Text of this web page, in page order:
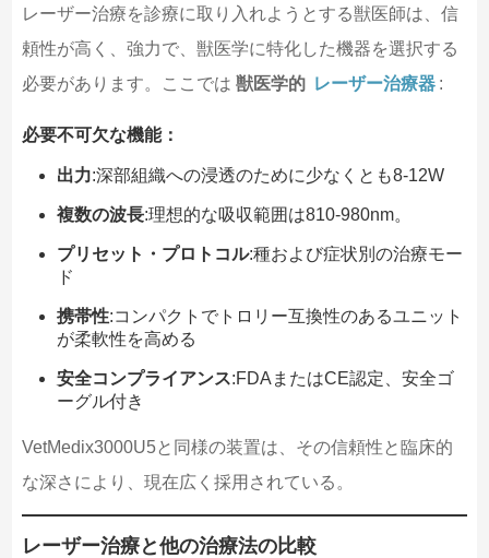
レーザー治療を診療に取り入れようとする獣医師は、信
頼性が高く、強力で、獣医学に特化した機器を選択する
必要があります。ここでは 獣医学的 レーザー治療器 :
必要不可欠な機能：
出力:深部組織への浸透のために少なくとも8-12W
複数の波長:理想的な吸収範囲は810-980nm。
プリセット・プロトコル:種および症状別の治療モー
ド
携帯性:コンパクトでトロリー互換性のあるユニット
が柔軟性を高める
安全コンプライアンス:FDAまたはCE認定、安全ゴ
ーグル付き
VetMedix3000U5と同様の装置は、その信頼性と臨床的
な深さにより、現在広く採用されている。
レーザー治療と他の治療法の比較